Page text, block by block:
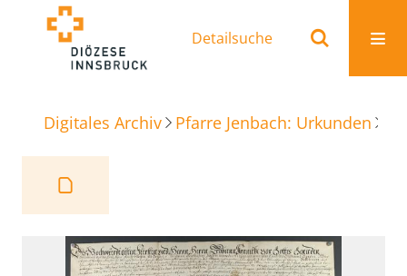
Detailsuche
Digitales Archiv Pfarre Jenbach: Urkunden